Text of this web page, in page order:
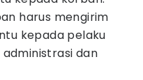
harus mengirim
kepada pelaku
dan